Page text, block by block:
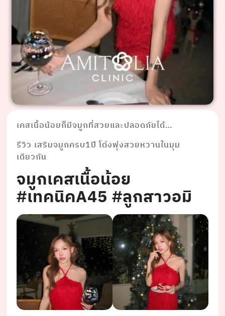
เคสเนื้อน้อยก็มีจมูกที่สวยและปลอดภัยได้…
รีวิว เสริมจมูกครบ1ปี โด่งพุ่งสวยหวานในมุม
เดียวกัน
จมูกเคสเนื้อน้อย
#เทคนิคA45 #ลูกสาวอมิ